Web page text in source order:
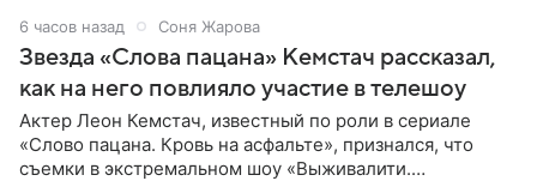
6 часов назад Соня Жарова
Звезда «Слова пацана» Кемстач рассказал,
как на него повлияло участие в телешоу
Актер Леон Кемстач, известный по роли в сериале
«Слово пацана. Кровь на асфальте», признался, что
съемки в экстремальном шоу «Выживалити.